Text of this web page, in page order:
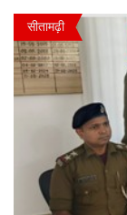
सीतामढ़ी